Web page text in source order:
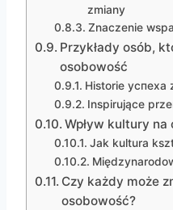
zmiany
Znaczenie
Przykłady osób,
osobowość
Historie успеха
Inspirujące
Wpływ kultury na
Jak kultura
Czy każdy może
osobowość?